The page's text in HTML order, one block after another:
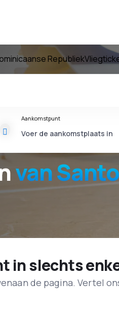
Republiek
van
Aankomstpunt
in slechts
de pagina. Vertel